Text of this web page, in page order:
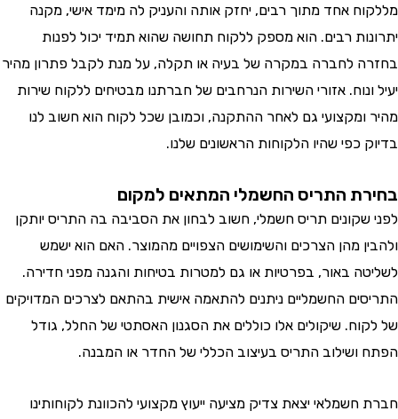
אחד מתוך רבים, יחזק אותה והעניק לה מימד אישי, מקנה
רבים. הוא מספק ללקוח תחושה שהוא תמיד יכול לפנות
לחברה במקרה של בעיה או תקלה, על מנת לקבל פתרון מהיר
אזורי השירות הנרחבים של חברתנו מבטיחים ללקוח שירות
גם לאחר ההתקנה, וכמובן שכל לקוח הוא חשוב לנו
כפי שהיו הלקוחות הראשונים שלנו.
התריס החשמלי המתאים למקום
תריס חשמלי, חשוב לבחון את הסביבה בה התריס יותקן
מהן הצרכים והשימושים הצפויים מהמוצר. האם הוא ישמש
באור, בפרטיות או גם למטרות בטיחות והגנה מפני חדירה.
החשמליים ניתנים להתאמה אישית בהתאם לצרכים המדויקים
שיקולים אלו כוללים את הסגנון האסתטי של החלל, גודל
התריס בעיצוב הכללי של החדר או המבנה.
יצאת צדיק מציעה ייעוץ מקצועי להכוונת לקוחותינו